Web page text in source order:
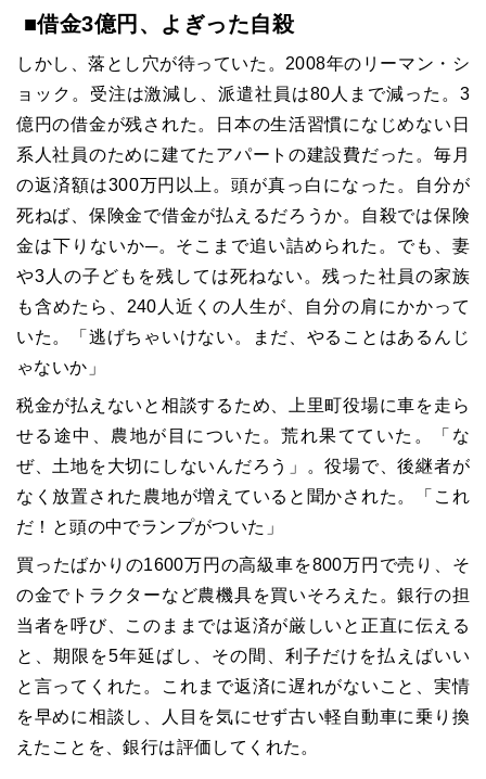
■借金3億円、よぎった自殺
しかし、落とし穴が待っていた。 2008年のリーマン・シ
ョック。受注は激減し、派遣社員は80 人まで減った。 3
億円の借金が残された。日本の生活習慣になじめない日
系人社員のために建てたアパートの建設費だった。毎月
の返済額は300万円以上。頭が真っ白になった。自分が
死ねば、保険金で借金が払えるだろうか。自殺では保険
金は下りないか─。そこまで追い詰められた。でも、妻
や3 人の子どもを残しては死ねない。残った社員の家族
も含めたら、 240 人近くの人生が、自分の肩にかかって
いた。「逃げちゃいけない。まだ、やることはあるんじ
ゃないか」
税金が払えないと相談するため、上里町役場に車を走ら
せる途中、農地が目についた。荒れ果てていた。「な
ぜ、土地を大切にしないんだろう」。役場で、後継者が
なく放置された農地が増えていると聞かされた。「これ
だ！と頭の中でランプがついた」
買ったばかりの1600万円の高級車を800万円で売り、そ
の金でトラクターなど農機具を買いそろえた。銀行の担
当者を呼び、このままでは返済が厳しいと正直に伝える
と、期限を5年延ばし、その間、利子だけを払えばいい
と言ってくれた。これまで返済に遅れがないこと、実情
を早めに相談し、人目を気にせず古い軽自動車に乗り換
えたことを、銀行は評価してくれた。